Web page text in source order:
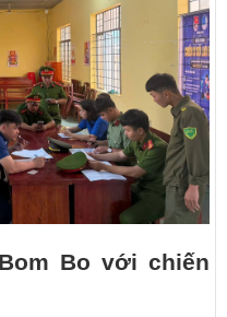
Bo với chiến